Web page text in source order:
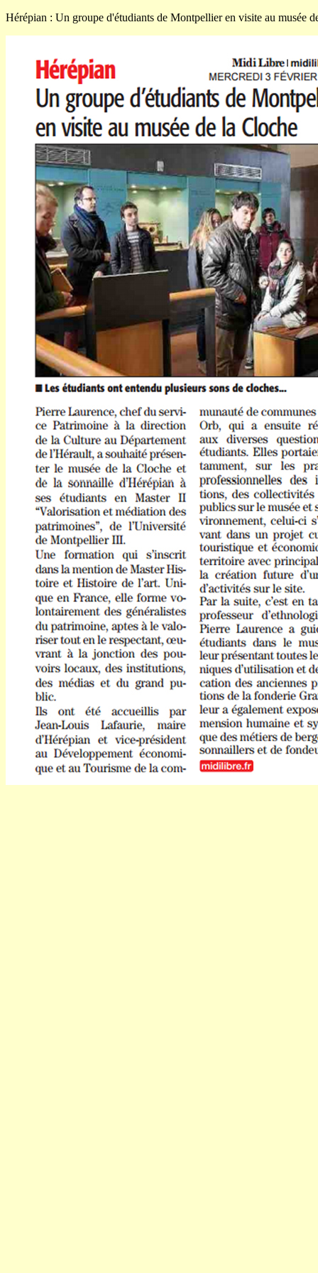
Hérépian : Un groupe d'étudiants de Montpellier en visite au musée